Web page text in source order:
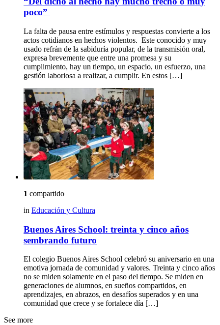
poco”
La falta de pausa entre estímulos y respuestas convierte a los
actos cotidianos en hechos violentos. Este conocido y muy
usado refrán de la sabiduría popular, de la transmisión oral,
expresa brevemente que entre una promesa y su
cumplimiento, hay un tiempo, un espacio, un esfuerzo, una
gestión laboriosa a realizar, a cumplir. En estos […]
1 compartido
in Educación y Cultura
Buenos Aires School: treinta y cinco años
sembrando futuro
El colegio Buenos Aires School celebró su aniversario en una
emotiva jornada de comunidad y valores. Treinta y cinco años
no se miden solamente en el paso del tiempo. Se miden en
generaciones de alumnos, en sueños compartidos, en
aprendizajes, en abrazos, en desafíos superados y en una
comunidad que crece y se fortalece día […]
See more